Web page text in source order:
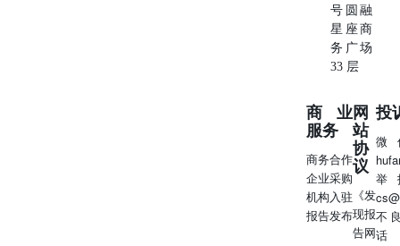
号圆融
星座商
务广场
33 层
商业
服务
商务合作
企业采购
机构入驻
报告发布
网
站
协
议
《发
现报
告网
投
微
举
不